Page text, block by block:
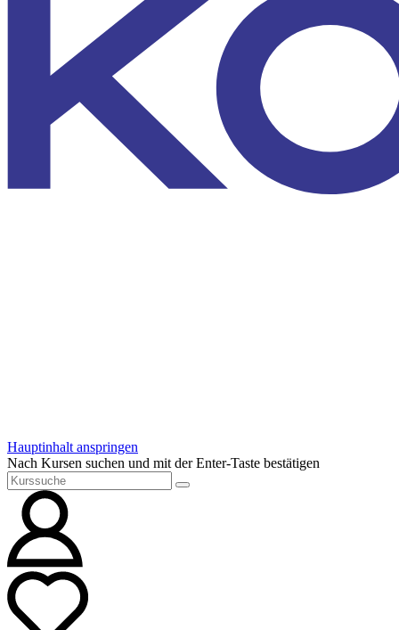
Hauptinhalt anspringen
Nach Kursen suchen und mit der Enter-Taste bestätigen